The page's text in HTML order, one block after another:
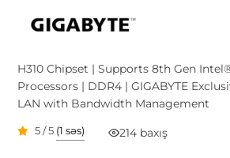
H310 Chipset | Supports 8th Gen
Processors | DDR4 | GIGABYTE
LAN with Bandwidth Management
5 / 5 (1 səs) 214 baxış